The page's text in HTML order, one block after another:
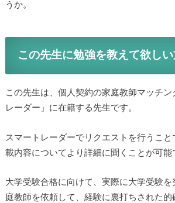
うか。
この先生に勉強を教えて欲し
この先生は、個人契約の家庭教師マッチン
レーダー」に在籍する先生です。
スマートレーダーでリクエストを行うこ
載内容についてより詳細に聞くことが可能
大学受験合格に向けて、実際に大学受験
庭教師を依頼して、経験に裏打ちされた的